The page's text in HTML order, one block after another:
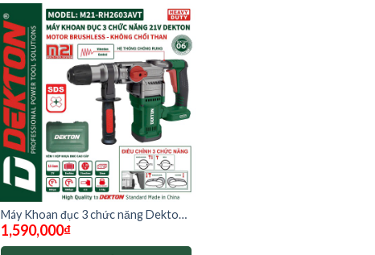
Máy Khoan đục 3 chức năng Dekton
M21-RH2603AVT( chưa có pin và
sạc)
1,590,000₫